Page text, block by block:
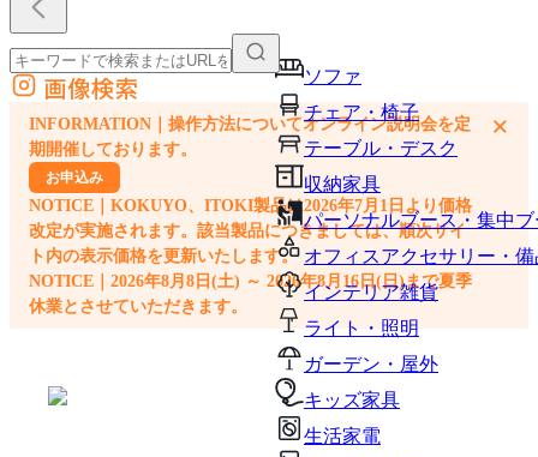
ソファ
チェア・椅子
テーブル・デスク
収納家具
パーソナルブース・集中
オフィスアクセサリー・備
インテリア雑貨
ライト・照明
ガーデン・屋外
キッズ家具
生活家電
外部サイトの商品をカートに追加
他のサイトで見つけた商品ページのURLを貼り付けて、カートに追加できます
画像検索
INFORMATION｜操作方法についてオンライン説明会を定
期開催しております。
お申込み
NOTICE｜KOKUYO、ITOKI製品は2026年7月1日より価格
改定が実施されます。該当製品につきましては、順次サイ
ト内の表示価格を更新いたします。
NOTICE｜2026年8月8日(土) ～ 2026年8月16日(日)まで夏季
休業とさせていただきます。
×